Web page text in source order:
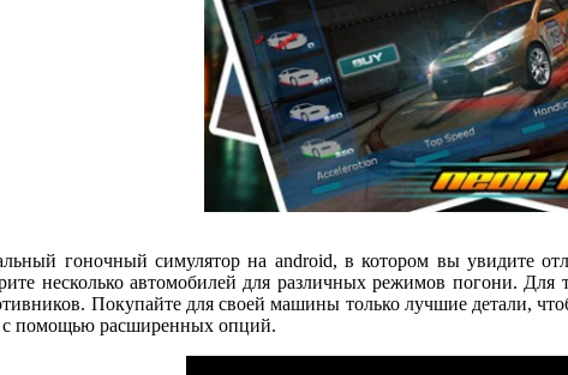
гоночный симулятор на android, в котором вы увидите
несколько автомобилей для различных режимов погони.
Покупайте для своей машины только лучшие детали,
с помощью расширенных опций.